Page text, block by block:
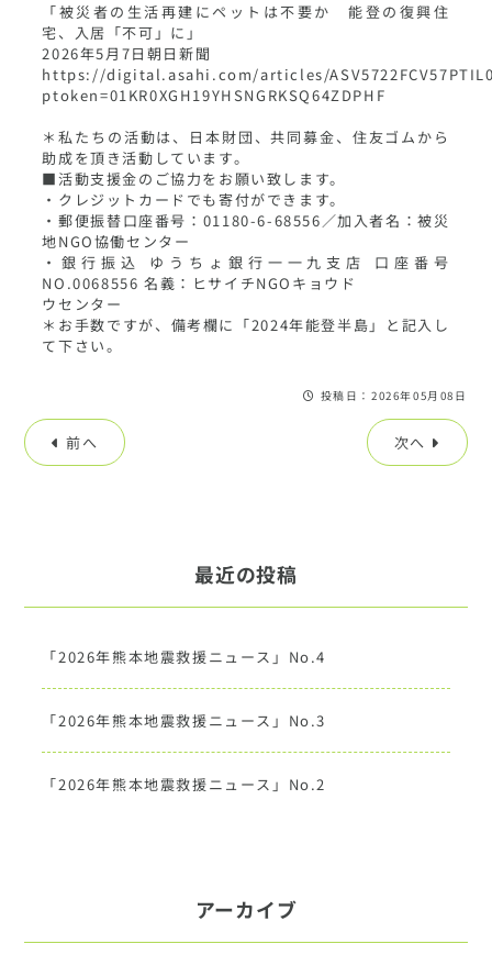
「被災者の生活再建にペットは不要か 能登の復興住
宅、入居「不可」に」
2026年5月7日朝日新聞
https://digital.asahi.com/articles/
ptoken=01KR0XGH19YHSNGRKSQ64ZDPHF
＊私たちの活動は、日本財団、共同募金、住友ゴムから
助成を頂き活動しています。
■活動支援金のご協力をお願い致します。
・クレジットカードでも寄付ができます。
・郵便振替口座番号：01180-6-68556／加入者名：被災
地NGO協働センター
・銀行振込 ゆうちょ銀行一一九支店 口座番号
NO.0068556 名義：ヒサイチNGOキョウド
ウセンター
＊お手数ですが、備考欄に「2024年能登半島」と記入し
て下さい。
投稿日：2026年05月08日
前へ 次へ
最近の投稿
「2026年熊本地震救援ニュース」No.4
「2026年熊本地震救援ニュース」No.3
「2026年熊本地震救援ニュース」No.2
アーカイブ